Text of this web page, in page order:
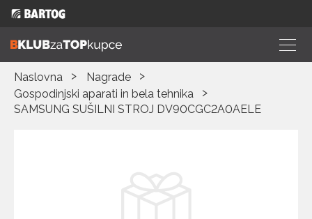
Naslovna
Nagrade
Gospodinjski aparati in bela tehnika
SAMSUNG SUŠILNI STROJ DV90CGC2A0AELE